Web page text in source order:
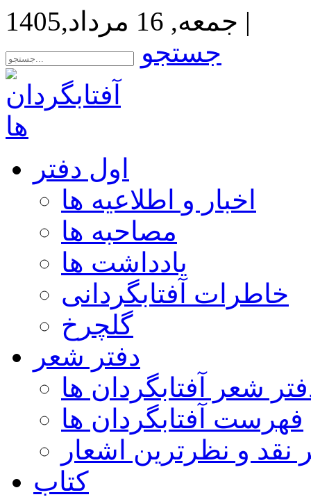
جمعه, 16 مرداد,1405 |
جستجو
اول دفتر
اخبار و اطلاعیه ها
مصاحبه ها
یادداشت ها
خاطرات آفتابگردانی
گلچرخ
دفتر شعر
شعر آفتابگردان ها
فهرست آفتابگردان ها
نقد و نظرترین اشعار
کتاب